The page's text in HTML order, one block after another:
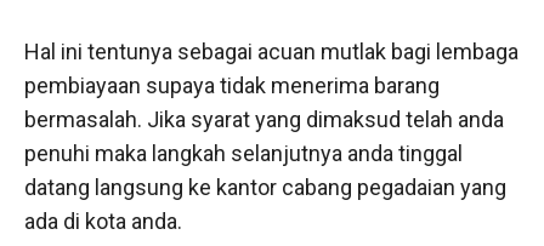
Hal ini tentunya sebagai acuan mutlak bagi lembaga
pembiayaan supaya tidak menerima barang
bermasalah. Jika syarat yang dimaksud telah anda
penuhi maka langkah selanjutnya anda tinggal
datang langsung ke kantor cabang pegadaian yang
ada di kota anda.